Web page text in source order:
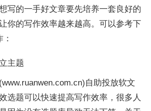
写的一手好文章要先培养一套良好的
你的写作效率越来越高。可以参考下
主题
自助投放软文
选题可以快速提高写作效率，很多人